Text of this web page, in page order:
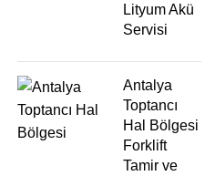
Lityum Akü
Servisi
Antalya
Toptancı
Hal Bölgesi
Forklift
Tamir ve